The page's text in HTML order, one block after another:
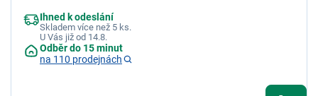
Ihned k odeslání
Skladem více než 5 ks.
U Vás již od 14.8.
Odběr do 15 minut
na 110 prodejnách